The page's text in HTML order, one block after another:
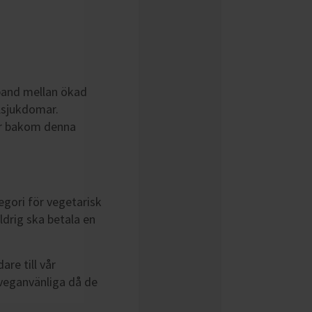
mellan ökad
denna
för vegetarisk
ska betala en
till vår
då de